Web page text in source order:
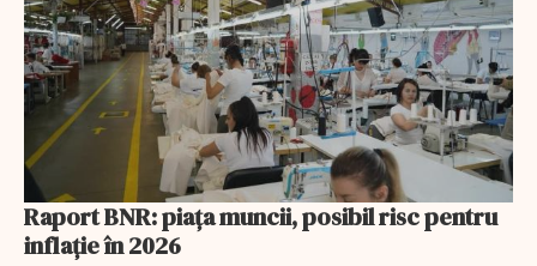
Raport BNR: piața muncii, posibil risc pentru
inflație în 2026